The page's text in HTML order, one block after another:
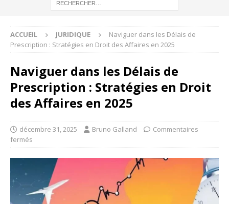
ACCUEIL JURIDIQUE
Naviguer dans les Délais de
Prescription : Stratégies en Droit des Affaires en 2025
Naviguer dans les Délais de
Prescription : Stratégies en Droit
des Affaires en 2025
décembre 31, 2025 Bruno Galland
Commentaires
fermés